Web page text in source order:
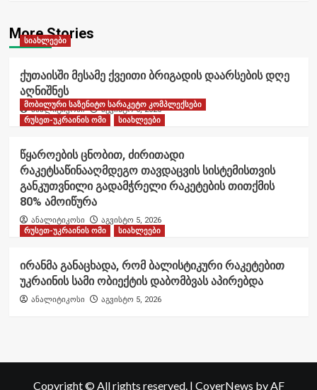
More Stories
სიახლეები
ქუთაისში მესამე ქვეითი ბრიგადის დაარსების დღე
აღნიშნეს
ანალიტიკოსი აგვისტო 6, 2026
მობილური საზენიტო სარაკეტო კომპლექსები
რუსეთ-უკრაინის ომი
სიახლეები
წყაროების ცნობით, ძირითადი
რაკეტსაწინააღმდეგო თავდაცვის სისტემისთვის
განკუთვნილი გადამჭრელი რაკეტების თითქმის
80% ამოიწურა
ანალიტიკოსი
აგვისტო 5, 2026
რუსეთ-უკრაინის ომი
სიახლეები
ირანმა განაცხადა, რომ ბალისტიკური რაკეტებით
უკრაინის სამი ობიექტის დაბომბვას აპირებდა
ანალიტიკოსი აგვისტო 5, 2026
Copyright © All rights reserved. | CoverNews by AF